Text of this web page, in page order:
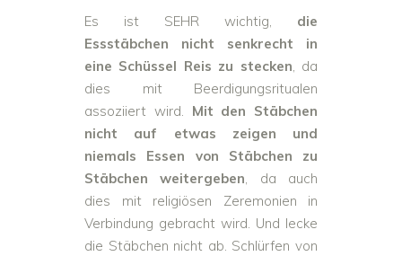
Es ist SEHR wichtig, die
Essstäbchen nicht senkrecht in
eine Schüssel Reis zu stecken, da
dies mit Beerdigungsritualen
assoziiert wird. Mit den Stäbchen
nicht auf etwas zeigen und
niemals Essen von Stäbchen zu
Stäbchen weitergeben, da auch
dies mit religiösen Zeremonien in
Verbindung gebracht wird. Und lecke
die Stäbchen nicht ab. Schlürfen von